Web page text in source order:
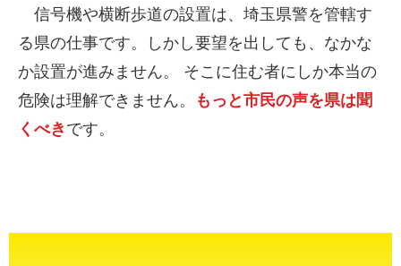
信号機や横断歩道の設置は、埼玉県警を管轄す
る県の仕事です。しかし要望を出しても、なかな
か設置が進みません。 そこに住む者にしか本当の
危険は理解できません。
もっと市民の声を県は聞
くべき です。